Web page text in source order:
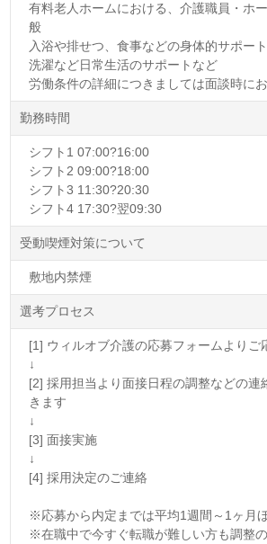
有料老人ホームにおける、介護職員・ホ
般
入浴や排せつ、食事などの身体的サポー
洗濯など日常生活のサポートなど
労働条件の詳細につきましては面談時にお
勤務時間
シフト1 07:00?16:00
シフト2 09:00?18:00
シフト3 11:30?20:30
シフト4 17:30?翌09:30
受動喫煙対策について
敷地内禁煙
選考プロセス
[1] ウィルオブ介護の応募フォームよりご
↓
[2] 採用担当より面接日程の調整などの連
きます
↓
[3] 面接実施
↓
[4] 採用決定のご連絡
※応募から内定までは平均1週間～1ヶ月
※在職中で今すぐ転職が難しい方も調整